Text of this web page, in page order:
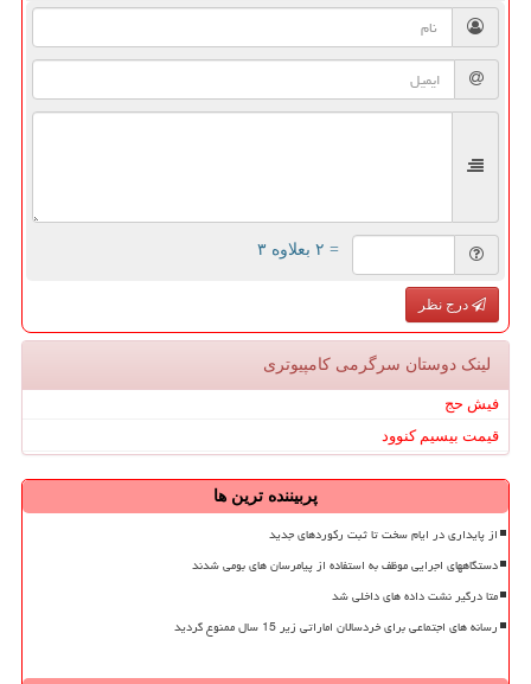
= ۲ بعلاوه ۳
درج نظر
لینک دوستان سرگرمی كامپیوتری
فیش حج
قیمت بیسیم کنوود
پربیننده ترین ها
از پایداری در ایام سخت تا ثبت رکوردهای جدید
دستگاههای اجرایی موظف به استفاده از پیامرسان های بومی شدند
متا درگیر نشت داده های داخلی شد
رسانه های اجتماعی برای خردسالان اماراتی زیر 15 سال ممنوع گردید